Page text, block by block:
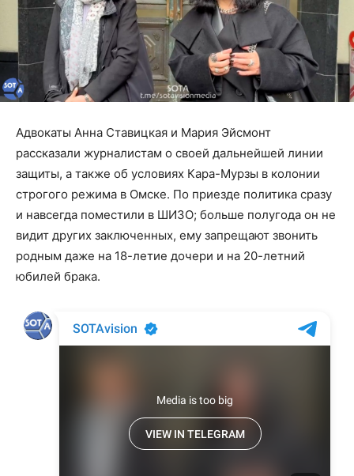
Адвокаты Анна Ставицкая и Мария Эйсмонт
рассказали журналистам о своей дальнейшей линии
защиты, а также об условиях Кара-Мурзы в колонии
строгого режима в Омске. По приезде политика сразу
и навсегда поместили в ШИЗО; больше полугода он не
видит других заключенных, ему запрещают звонить
родным даже на 18-летие дочери и на 20-летний
юбилей брака.